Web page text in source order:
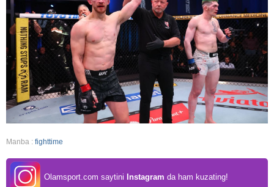
Manba : fighttime
Olamsport.com saytini Instagram da ham kuzating!